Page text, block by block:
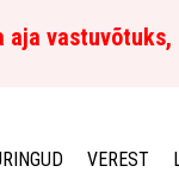
aja
VEREST